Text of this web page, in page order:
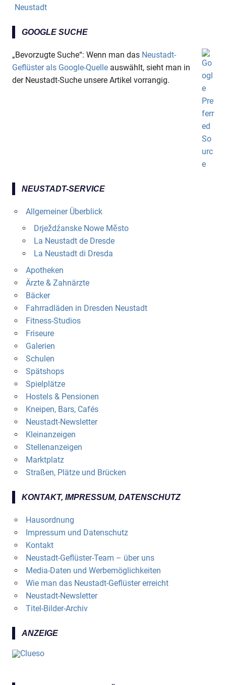
Neustadt
GOOGLE SUCHE
„Bevorzugte Suche“: Wenn man das Neustadt-
Geflüster als Google-Quelle auswählt, sieht man in
der Neustadt-Suche unsere Artikel vorrangig.
NEUSTADT-SERVICE
Allgemeiner Überblick
Drježdźanske Nowe Město
La Neustadt de Dresde
La Neustadt di Dresda
Apotheken
Ärzte & Zahnärzte
Bäcker
Fahrradläden in Dresden Neustadt
Fitness-Studios
Friseure
Galerien
Schulen
Spätshops
Spielplätze
Hostels & Pensionen
Kneipen, Bars, Cafés
Neustadt-Newsletter
Kleinanzeigen
Stellenanzeigen
Marktplatz
Straßen, Plätze und Brücken
KONTAKT, IMPRESSUM, DATENSCHUTZ
Hausordnung
Impressum und Datenschutz
Kontakt
Neustadt-Geflüster-Team – über uns
Media-Daten und Werbemöglichkeiten
Wie man das Neustadt-Geflüster erreicht
Neustadt-Newsletter
Titel-Bilder-Archiv
ANZEIGE